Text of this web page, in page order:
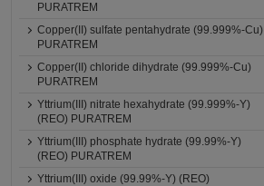
PURATREM
Copper(II) sulfate pentahydrate (99.999%-Cu)
PURATREM
Copper(II) chloride dihydrate (99.999%-Cu)
PURATREM
Yttrium(III) nitrate hexahydrate (99.999%-Y)
(REO) PURATREM
Yttrium(III) phosphate hydrate (99.99%-Y)
(REO) PURATREM
Yttrium(III) oxide (99.99%-Y) (REO)